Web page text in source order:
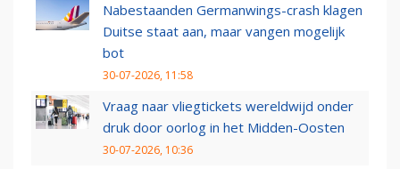
Nabestaanden Germanwings-crash klagen
Duitse staat aan, maar vangen mogelijk
bot
30-07-2026, 11:58
Vraag naar vliegtickets wereldwijd onder
druk door oorlog in het Midden-Oosten
30-07-2026, 10:36